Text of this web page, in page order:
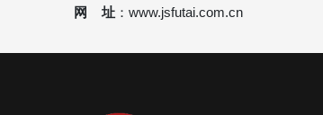
网 址 ： www.jsfutai.com.cn